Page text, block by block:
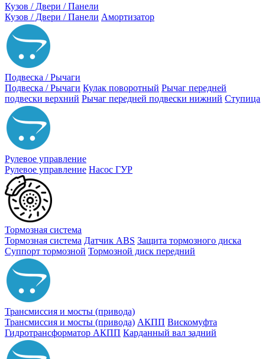
Кузов / Двери / Панели
Кузов / Двери / Панели Амортизатор
Подвеска / Рычаги
Подвеска / Рычаги Кулак поворотный Рычаг передней
подвески верхний Рычаг передней подвески нижний Ступица
Рулевое управление
Рулевое управление Насос ГУР
Тормозная система
Тормозная система Датчик ABS Защита тормозного диска
Суппорт тормозной Тормозной диск передний
Трансмиссия и мосты (привода)
Трансмиссия и мосты (привода) АКПП Вискомуфта
Гидротрансформатор АКПП Карданный вал задний